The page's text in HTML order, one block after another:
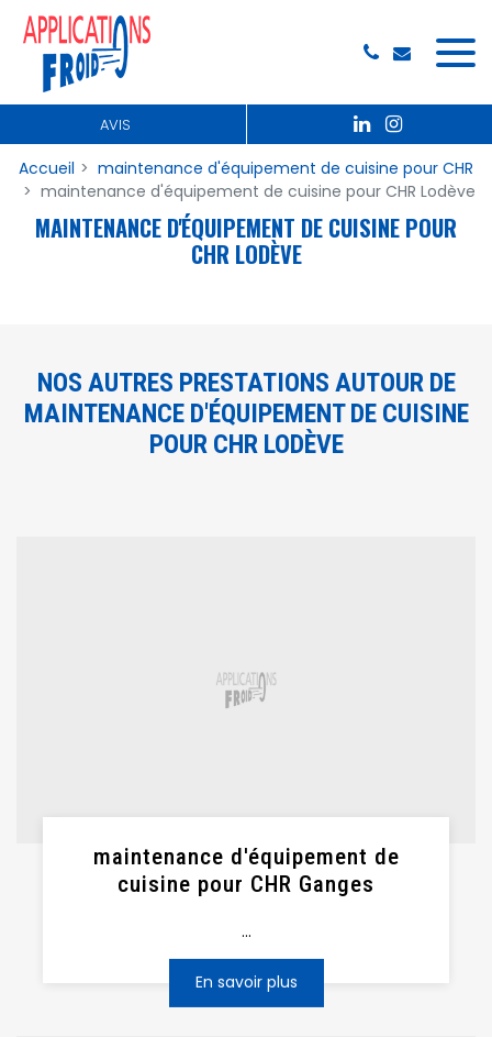
AVIS
Accueil
maintenance d'équipement de cuisine pour CHR
maintenance d'équipement de cuisine pour CHR Lodève
MAINTENANCE D'ÉQUIPEMENT DE CUISINE POUR
CHR LODÈVE
NOS AUTRES PRESTATIONS AUTOUR DE
MAINTENANCE D'ÉQUIPEMENT DE CUISINE
POUR CHR LODÈVE
maintenance d'équipement de
cuisine pour CHR Ganges
...
En savoir plus
Panneau de gestion des cookies